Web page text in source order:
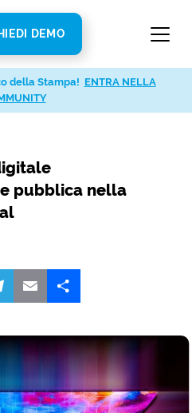
DEMO
pubblica nella
della Stampa! ENTRA NELLA